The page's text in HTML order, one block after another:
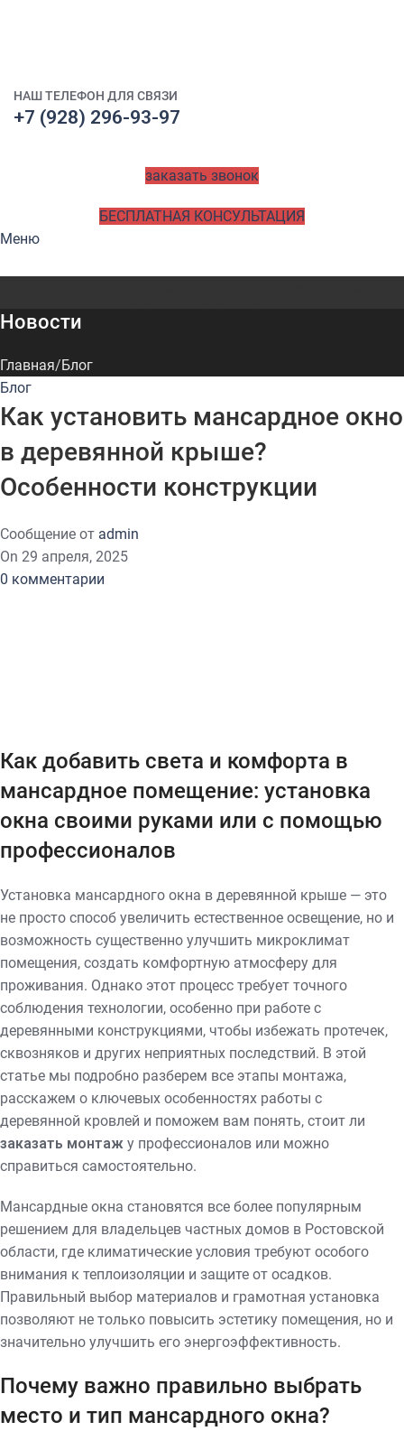
НАШ ТЕЛЕФОН ДЛЯ СВЯЗИ
+7 (928) 296-93-97
заказать звонок
БЕСПЛАТНАЯ КОНСУЛЬТАЦИЯ
Меню
Новости
Главная Блог
Блог
Как установить мансардное окно
в деревянной крыше?
Особенности конструкции
Сообщение от admin
On 29 апреля, 2025
0 комментарии
Как добавить света и комфорта в
мансардное помещение: установка
окна своими руками или с помощью
профессионалов
Установка мансардного окна в деревянной крыше — это
не просто способ увеличить естественное освещение, но и
возможность существенно улучшить микроклимат
помещения, создать комфортную атмосферу для
проживания. Однако этот процесс требует точного
соблюдения технологии, особенно при работе с
деревянными конструкциями, чтобы избежать протечек,
сквозняков и других неприятных последствий. В этой
статье мы подробно разберем все этапы монтажа,
расскажем о ключевых особенностях работы с
деревянной кровлей и поможем вам понять, стоит ли
заказать монтаж у профессионалов или можно
справиться самостоятельно.
Мансардные окна становятся все более популярным
решением для владельцев частных домов в Ростовской
области, где климатические условия требуют особого
внимания к теплоизоляции и защите от осадков.
Правильный выбор материалов и грамотная установка
позволяют не только повысить эстетику помещения, но и
значительно улучшить его энергоэффективность.
Почему важно правильно выбрать
место и тип мансардного окна?